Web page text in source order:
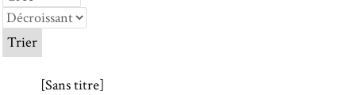
Trier
[Sans titre]